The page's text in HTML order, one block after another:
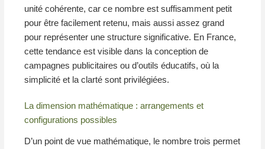
unité cohérente, car ce nombre est suffisamment petit
pour être facilement retenu, mais aussi assez grand
pour représenter une structure significative. En France,
cette tendance est visible dans la conception de
campagnes publicitaires ou d’outils éducatifs, où la
simplicité et la clarté sont privilégiées.
La dimension mathématique : arrangements et
configurations possibles
D’un point de vue mathématique, le nombre trois permet